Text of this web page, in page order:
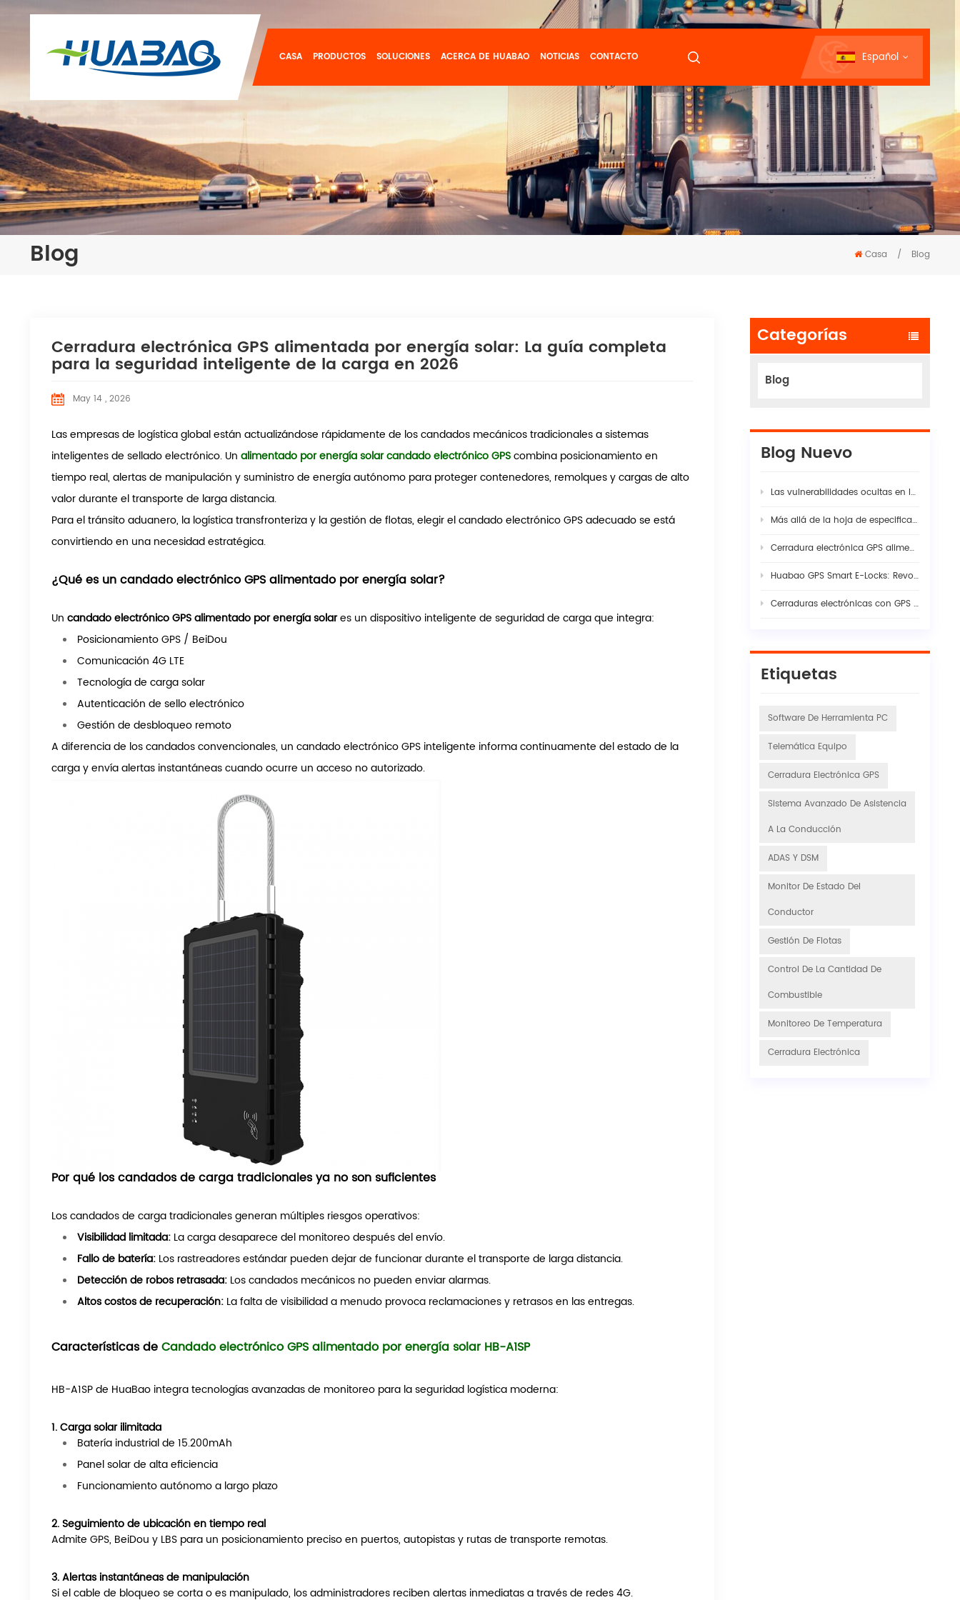
CASA PRODUCTOS SOLUCIONES ACERCA DE HUABAO NOTICIAS CONTACTO Español
Blog Casa / Blog
Cerradura electrónica GPS alimentada por energía solar: La guía completa
para la seguridad inteligente de la carga en 2026
May 14 , 2026
Las empresas de logística global están actualizándose rápidamente de los candados mecánicos tradicionales a sistemas
inteligentes de sellado electrónico. Un alimentado por energía solarcandado electrónico GPScombina posicionamiento en
tiempo real, alertas de manipulación y suministro de energía autónomo para proteger contenedores, remolques y cargas de alto
valor durante el transporte de larga distancia.
Para el tránsito aduanero, la logística transfronteriza y la gestión de flotas, elegir el candado electrónico GPS adecuado se está
convirtiendo en una necesidad estratégica.
¿Qué es un candado electrónico GPS alimentado por energía solar?
Un candado electrónico GPS alimentado por energía solares un dispositivo inteligente de seguridad de carga que integra:
Posicionamiento GPS / BeiDou
Comunicación 4G LTE
Tecnología de carga solar
Autenticación de sello electrónico
Gestión de desbloqueo remoto
A diferencia de los candados convencionales, un candado electrónico GPS inteligente informa continuamente del estado de la
carga y envía alertas instantáneas cuando ocurre un acceso no autorizado.
Por qué los candados de carga tradicionales ya no son suficientes
Los candados de carga tradicionales generan múltiples riesgos operativos:
Visibilidad limitada: La carga desaparece del monitoreo después del envío.
Fallo de batería: Los rastreadores estándar pueden dejar de funcionar durante el transporte de larga distancia.
Detección de robos retrasada: Los candados mecánicos no pueden enviar alarmas.
Altos costos de recuperación: La falta de visibilidad a menudo provoca reclamaciones y retrasos en las entregas.
CaracterísticasdeCandado electrónico GPS alimentado por energía solar HB-A1SP
HB-A1SP de HuaBao integra tecnologías avanzadas de monitoreo para la seguridad logística moderna:
1. Carga solar ilimitada
Batería industrial de 15.200mAh
Panel solar de alta eficiencia
Funcionamiento autónomo a largo plazo
2. Seguimiento de ubicación en tiempo real
Admite GPS, BeiDou y LBS para un posicionamiento preciso en puertos, autopistas y rutas de transporte remotas.
3. Alertas instantáneas de manipulación
Si el cable de bloqueo se corta o es manipulado, los administradores reciben alertas inmediatas a través de redes 4G.
Categorías
Blog
Blog Nuevo
Las vulnerabilidades ocultas en las cadenas modernas de suministro logístico
Más allá de la hoja de especificaciones: por qué la verdadera estabilidad de la cámara de tablero con IA para flotas requiere una sinergia rigurosa entre hardware y firmware
Cerradura electrónica GPS alimentada por energía solar: La guía completa para la seguridad inteligente de la carga en 2026
Huabao GPS Smart E-Locks: Revolutionizing Customs Efficiency & Cross-Border Logistics with Digital Border Control
Cerraduras electrónicas con GPS vs. precintos tradicionales: Ingeniería de visibilidad en la seguridad moderna de la carga
Etiquetas
Software De Herramienta PC
Telemática Equipo
Cerradura Electrónica GPS
Sistema Avanzado De Asistencia
A La Conducción
ADAS Y DSM
Monitor De Estado Del
Conductor
Gestión De Flotas
Control De La Cantidad De
Combustible
Monitoreo De Temperatura
Cerradura Electrónica